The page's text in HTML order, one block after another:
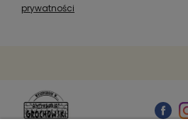
prywatności